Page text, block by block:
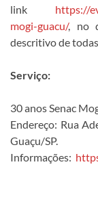
link https://
mogi-guacu/, no
descritivo de
Serviço:
30 anos Senac
Endereço: Rua
Guaçu/SP.
Informações: